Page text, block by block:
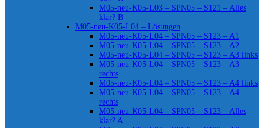
M05-neu-K05-L03 – SPN05 – S121 – Alles
klar? B
M05-neu-K05-L04 – Lösungen
M05-neu-K05-L04 – SPN05 – S123 – A1
M05-neu-K05-L04 – SPN05 – S123 – A2
M05-neu-K05-L04 – SPN05 – S123 – A3 links
M05-neu-K05-L04 – SPN05 – S123 – A3
rechts
M05-neu-K05-L04 – SPN05 – S123 – A4 links
M05-neu-K05-L04 – SPN05 – S123 – A4
rechts
M05-neu-K05-L04 – SPN05 – S123 – Alles
klar? A